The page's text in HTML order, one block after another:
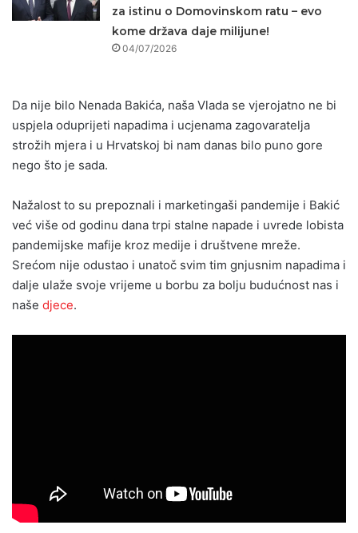
za istinu o Domovinskom ratu – evo
kome država daje milijune!
04/07/2026
Da nije bilo Nenada Bakića, naša Vlada se vjerojatno ne bi
uspjela oduprijeti napadima i ucjenama zagovaratelja
strožih mjera i u Hrvatskoj bi nam danas bilo puno gore
nego što je sada.
Nažalost to su prepoznali i marketingaši pandemije i Bakić
već više od godinu dana trpi stalne napade i uvrede lobista
pandemijske mafije kroz medije i društvene mreže.
Srećom nije odustao i unatoč svim tim gnjusnim napadima i
dalje ulaže svoje vrijeme u borbu za bolju budućnost nas i
naše djece.